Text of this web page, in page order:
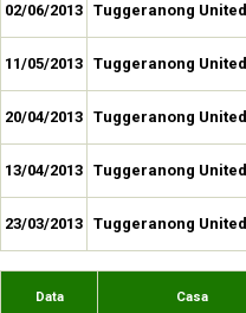
02/06/2013 Tuggeranong United
11/05/2013 Tuggeranong United
20/04/2013 Tuggeranong United
13/04/2013 Tuggeranong United
23/03/2013 Tuggeranong United
Data Casa